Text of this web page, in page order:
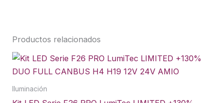
Productos relacionados
Iluminación